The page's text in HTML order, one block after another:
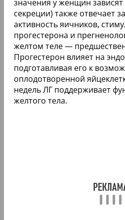
значения у женщин зависят
секреции) также отвечает
активность яичников,
прогестерона и
желтом теле —
Прогестерон влияет на
подготавливая его к
оплодотворенной
недель ЛГ поддерживает
желтого тела.